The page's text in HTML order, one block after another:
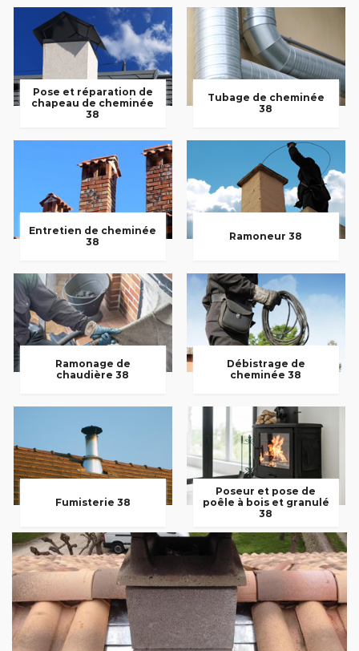
Pose et réparation de
chapeau de cheminée
38
Tubage de cheminée
38
Entretien de cheminée
38
Ramoneur 38
Ramonage de
chaudière 38
Débistrage de
cheminée 38
Fumisterie 38
Poseur et pose de
poêle à bois et granulé
38